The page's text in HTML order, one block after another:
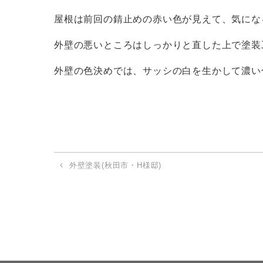
屋根は前回の錆止めの赤い色が見えて、気に
外壁の悪いところはしっかりと直した上で塗
外壁の色決めでは、サッシの白を生かして濃
外壁塗装(秋田市・H様邸)